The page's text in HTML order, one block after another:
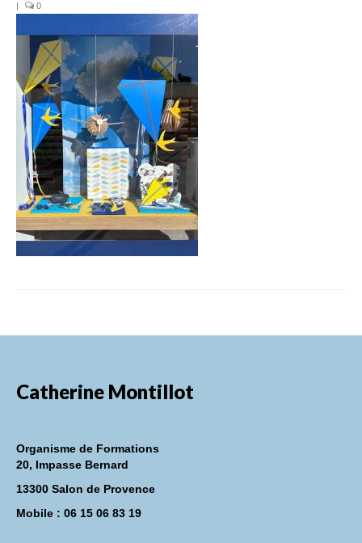
MERCHANDISING & VITRINES
FORMATIONS RH
FORMATIONS DE FORMATEURS
CONSEILS & PRESTATIONS
REALISATIONS
CONTACT
| 0
Catherine Montillot
Organisme de Formations
20, Impasse Bernard
13300 Salon de Provence
Mobile : 06 15 06 83 19